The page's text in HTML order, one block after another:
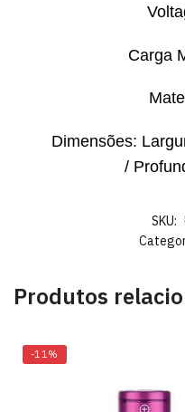
Carga
Dimensões:
/
SKU:
Produtos
-11%